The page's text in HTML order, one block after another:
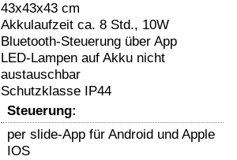
43x43x43 cm
Akkulaufzeit ca. 8 Std., 10W
Bluetooth-Steuerung über App
LED-Lampen auf Akku nicht
austauschbar
Schutzklasse IP44
Steuerung:
per slide-App für Android und Apple
IOS